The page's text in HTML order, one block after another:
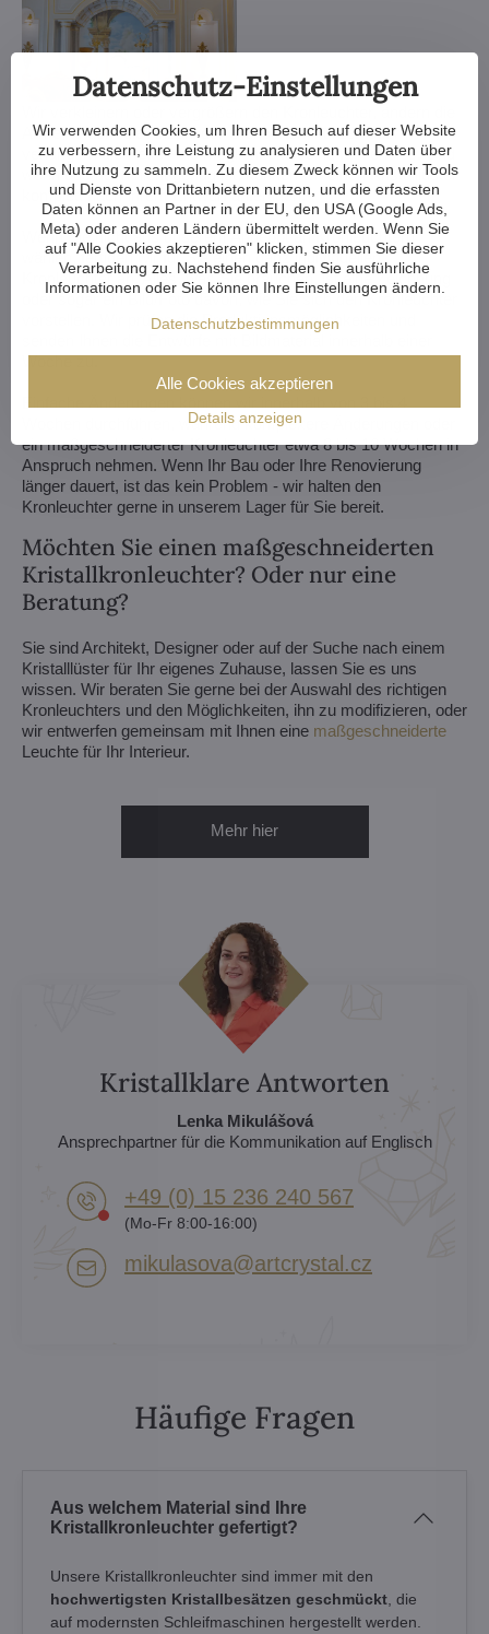
Arme, ändern die Anzahl der Glühbirnen, kürzen oder
verlängern die Kette - die Möglichkeiten sind fast endlos. Und
wenn das noch nicht genug ist, können wir einen Kristalllüster
komplett nach Ihrem Entwurf anfertigen.
Wenn Sie nicht aus unserem Angebot an Kronleuchtern
wählen, fertigen wir für Sie einen ganz individuellen
Kronleuchter an. Alles, was Sie brauchen, ist eine Zeichnung
oder sogar ein Bild/Foto davon, wie Sie sich den Kronleuchter
vorstellen. Wir prüfen die Produktionsmöglichkeiten und
Woche zu.
Wochen durchführen, während komplexere Änderungen oder
ein maßgeschneiderter Kronleuchter etwa 8 bis 10 Wochen in
Anspruch nehmen. Wenn Ihr Bau oder Ihre Renovierung
länger dauert, ist das kein Problem - wir halten den
Kronleuchter gerne in unserem Lager für Sie bereit.
Möchten Sie einen maßgeschneiderten
Kristallkronleuchter? Oder nur eine
Beratung?
Sie sind Architekt, Designer oder auf der Suche nach einem
Kristalllüster für Ihr eigenes Zuhause, lassen Sie es uns
wissen. Wir beraten Sie gerne bei der Auswahl des richtigen
Kronleuchters und den Möglichkeiten, ihn zu modifizieren, oder
wir entwerfen gemeinsam mit Ihnen eine maßgeschneiderte
Leuchte für Ihr Interieur.
Mehr hier
Kristallklare Antworten
Lenka Mikulášová
Ansprechpartner für die Kommunikation auf Englisch
+49 (0) 15 236 240 567
(Mo-Fr 8:00-16:00)
mikulasova​@artcrystal​.cz
Häufige Fragen
Aus welchem Material sind Ihre
Kristallkronleuchter gefertigt?
Unsere Kristallkronleuchter sind immer mit den
hochwertigsten Kristallbesätzen geschmückt , die
auf modernsten Schleifmaschinen hergestellt werden.
Datenschutz-Einstellungen
Wir verwenden Cookies, um Ihren Besuch auf dieser Website
zu verbessern, ihre Leistung zu analysieren und Daten über
ihre Nutzung zu sammeln. Zu diesem Zweck können wir Tools
und Dienste von Drittanbietern nutzen, und die erfassten
Daten können an Partner in der EU, den USA (Google Ads,
Meta) oder anderen Ländern übermittelt werden. Wenn Sie
auf "Alle Cookies akzeptieren" klicken, stimmen Sie dieser
Verarbeitung zu. Nachstehend finden Sie ausführliche
Informationen oder Sie können Ihre Einstellungen ändern.
Datenschutzbestimmungen
Details anzeigen
Alle Cookies akzeptieren